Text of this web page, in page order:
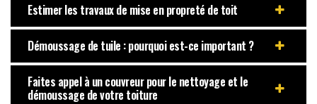
Estimer les travaux de mise en propreté de toit
Démoussage de tuile : pourquoi est-ce important ?
Faites appel à un couvreur pour le nettoyage et le
démoussage de votre toiture